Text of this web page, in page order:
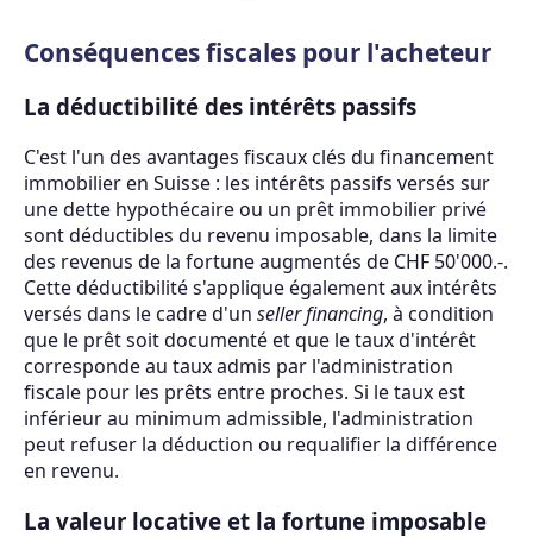
Conséquences fiscales pour l'acheteur
La déductibilité des intérêts passifs
C'est l'un des avantages fiscaux clés du financement
immobilier en Suisse : les intérêts passifs versés sur
une dette hypothécaire ou un prêt immobilier privé
sont déductibles du revenu imposable, dans la limite
des revenus de la fortune augmentés de CHF 50'000.-.
Cette déductibilité s'applique également aux intérêts
versés dans le cadre d'un seller financing, à condition
que le prêt soit documenté et que le taux d'intérêt
corresponde au taux admis par l'administration
fiscale pour les prêts entre proches. Si le taux est
inférieur au minimum admissible, l'administration
peut refuser la déduction ou requalifier la différence
en revenu.
La valeur locative et la fortune imposable